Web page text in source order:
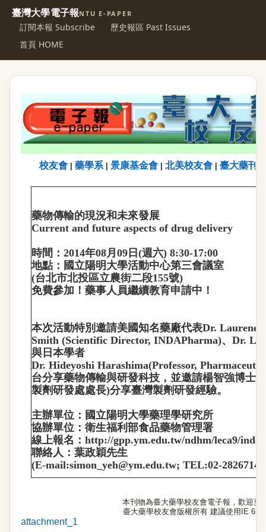
臺灣大學電子報NTU E-PAPER
訂閱本報 Subscribe
歷史報區 Past Issues
首頁 HOME
校友會 藥學系| 景康基金會 北美校友會 臺大藥刊
藥物傳輸的現況和未來發展
Current and future aspects of drug delivery
時間： 2014年08月 09日 (週六) 8:30-17:00
地點：國立陽明大學活動中心第三會議室
(台北市北投區立農街二段155號)
免費參加！藥事人員繼續教育申請中！
本次活動特別邀請美國知名藥廠代表Dr. Laurene
Smith (Scientific Director, INDAPharma)、 Dr. Li-
與日本學者
Dr. Hideyoshi Harashima(Professor,
台分享藥物傳輸與研發科技，並邀請楊智強博士(
製劑研發處處長)分享臺灣製劑研發經驗。
主辦單位：國立陽明大學藥理學研究所
協辦單位：衛生福利部食品藥物管理署
線上報名： http://gpp.ym.edu.tw/ndhm/leca9/
聯絡人：葉政穎先生
(E-mail:simon_yeh@ym.edu.tw; TEL:02-
本刊物為臺大藥學校友會電子報，歡迎至
臺大藥學校友會版權所有 建議使用IE 6.0
attachment_1